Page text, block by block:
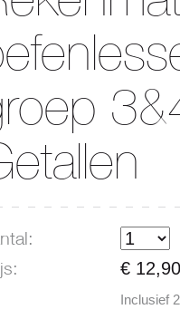
€
Inclusief